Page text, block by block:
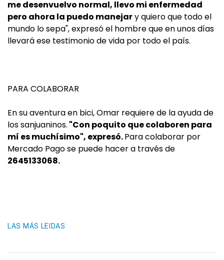
me desenvuelvo normal, llevo mi enfermedad
pero ahora la puedo manejary quiero que todo el
mundo lo sepa", expresó el hombre que en unos días
llevará ese testimonio de vida por todo el país.
PARA COLABORAR
En su aventura en bici, Omar requiere de la ayuda de
los sanjuaninos. "Con poquito que colaboren para
mí es muchísimo", expresó.Para colaborar por
Mercado Pago se puede hacer a través de
2645133068.
LAS MÁS LEIDAS